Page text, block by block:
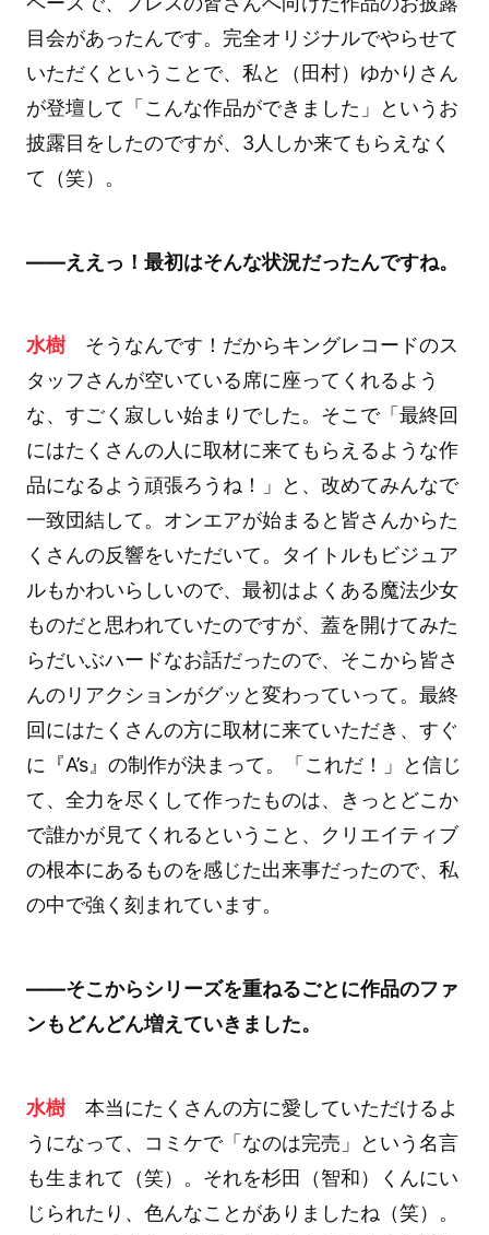
目会があったんです。完全オリジナルでやらせて
いただくということで、私と（田村）ゆかりさん
が登壇して「こんな作品ができました」というお
披露目をしたのですが、3人しか来てもらえなく
て（笑）。
――ええっ！最初はそんな状況だったんですね。
水樹そうなんです！だからキングレコードのス
タッフさんが空いている席に座ってくれるよう
な、すごく寂しい始まりでした。そこで「最終回
にはたくさんの人に取材に来てもらえるような作
品になるよう頑張ろうね！」と、改めてみんなで
一致団結して。オンエアが始まると皆さんからた
くさんの反響をいただいて。タイトルもビジュア
ルもかわいらしいので、最初はよくある魔法少女
ものだと思われていたのですが、蓋を開けてみた
らだいぶハードなお話だったので、そこから皆さ
んのリアクションがグッと変わっていって。最終
回にはたくさんの方に取材に来ていただき、すぐ
に『A’s』の制作が決まって。「これだ！」と信じ
て、全力を尽くして作ったものは、きっとどこか
で誰かが見てくれるということ、クリエイティブ
の根本にあるものを感じた出来事だったので、私
の中で強く刻まれています。
――そこからシリーズを重ねるごとに作品のファ
ンもどんどん増えていきました。
水樹本当にたくさんの方に愛していただけるよ
うになって、コミケで「なのは完売」という名言
も生まれて（笑）。それを杉田（智和）くんにい
じられたり、色んなことがありましたね（笑）。